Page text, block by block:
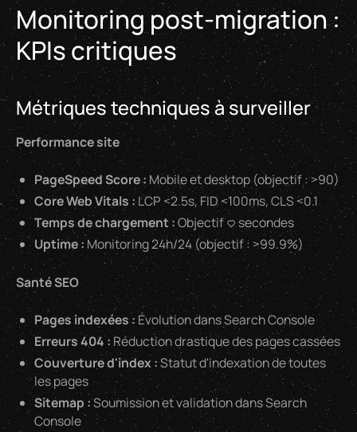
Monitoring post-migration :
KPIs critiques
Métriques techniques à surveiller
Performance site
PageSpeed Score : Mobile et desktop (objectif : >90)
Core Web Vitals :LCP <2.5s, FID <100ms, CLS <0.1
Temps de chargement :Objectif <3 secondes
Uptime : Monitoring 24h/24 (objectif : >99.9%)
Santé SEO
Pages indexées : Évolution dans Search Console
Erreurs 404 :Réduction drastique des pages cassées
Couverture d'index :Statut d'indexation de toutes
les pages
Sitemap :Soumission et validation dans Search
Console